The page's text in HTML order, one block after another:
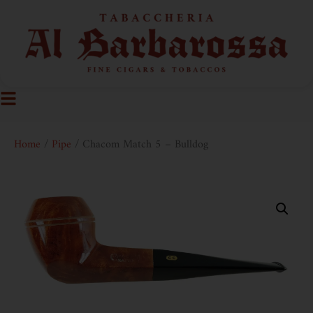
Home Pipe / Chacom Match 5 – Bulldog